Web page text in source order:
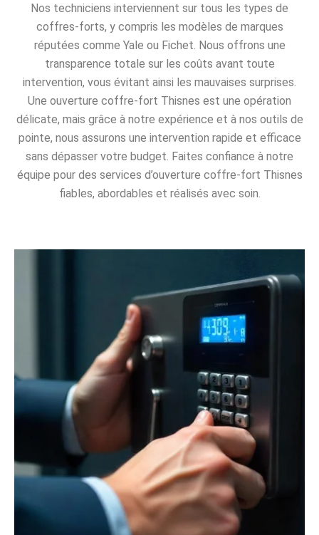
Nos techniciens interviennent sur tous les types de
coffres-forts, y compris les modèles de marques
réputées comme Yale ou Fichet. Nous offrons une
transparence totale sur les coûts avant toute
intervention, vous évitant ainsi les mauvaises surprises.
Une ouverture coffre-fort Thisnes est une opération
délicate, mais grâce à notre expérience et à nos outils de
pointe, nous assurons une intervention rapide et efficace
sans dépasser votre budget. Faites confiance à notre
équipe pour des services d’ouverture coffre-fort Thisnes
fiables, abordables et réalisés avec soin.